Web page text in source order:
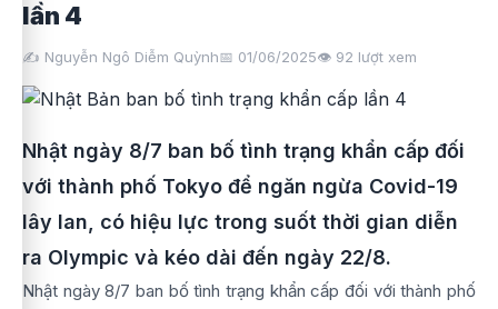
lần 4
✍️ Nguyễn Ngô Diễm Quỳnh📅 01/06/2025👁️ 92 lượt xem
Nhật ngày 8/7 ban bố tình trạng khẩn cấp đối
với thành phố Tokyo để ngăn ngừa Covid-19
lây lan, có hiệu lực trong suốt thời gian diễn
ra Olympic và kéo dài đến ngày 22/8.
Nhật ngày 8/7 ban bố tình trạng khẩn cấp đối với thành phố